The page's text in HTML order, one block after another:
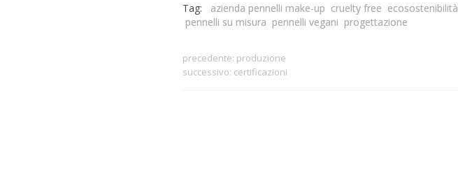
Tag: azienda pennelli make-up cruelty free ecosostenibilità
pennelli su misura pennelli vegani progettazione
precedente: produzione
successivo: certificazioni